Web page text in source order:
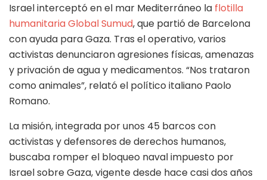
Israel interceptó en el mar Mediterráneo la flotilla
humanitaria Global Sumud, que partió de Barcelona
con ayuda para Gaza. Tras el operativo, varios
activistas denunciaron agresiones físicas, amenazas
y privación de agua y medicamentos. “Nos trataron
como animales”, relató el político italiano Paolo
Romano.
La misión, integrada por unos 45 barcos con
activistas y defensores de derechos humanos,
buscaba romper el bloqueo naval impuesto por
Israel sobre Gaza, vigente desde hace casi dos años